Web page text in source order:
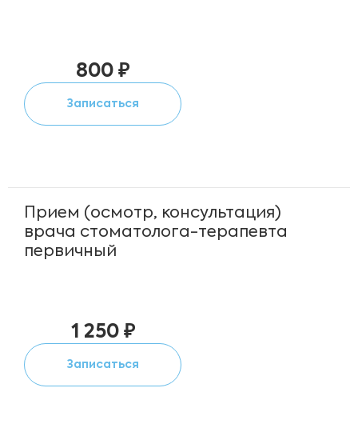
800 ₽
Записаться
Прием (осмотр, консультация)
врача стоматолога-терапевта
первичный
1 250 ₽
Записаться